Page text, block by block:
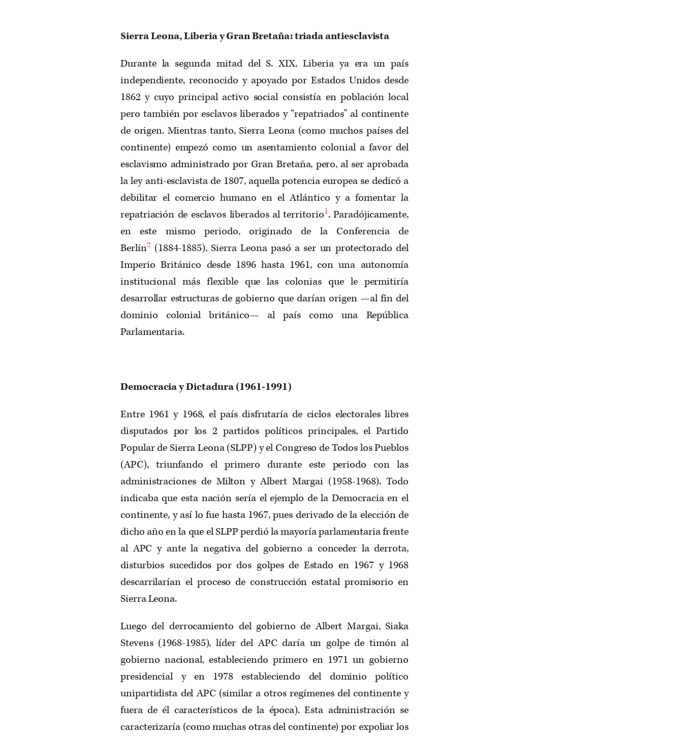
Sierra Leona, Liberia y Gran Bretaña: triada antiesclavista
Durante la segunda mitad del S. XIX, Liberia ya era un país
independiente, reconocido y apoyado por Estados Unidos desde
1862 y cuyo principal activo social consistía en población local
pero también por esclavos liberados y “repatriados” al continente
de origen. Mientras tanto, Sierra Leona (como muchos países del
continente) empezó como un asentamiento colonial a favor del
esclavismo administrado por Gran Bretaña, pero, al ser aprobada
la ley anti-esclavista de 1807, aquella potencia europea se dedicó a
debilitar el comercio humano en el Atlántico y a fomentar la
repatriación de esclavos liberados al territorio1. Paradójicamente,
en este mismo periodo, originado de la Conferencia de
Berlín2 (1884-1885), Sierra Leona pasó a ser un protectorado del
Imperio Británico desde 1896 hasta 1961, con una autonomía
institucional más flexible que las colonias que le permitiría
desarrollar estructuras de gobierno que darían origen —al fin del
dominio colonial británico— al país como una República
Parlamentaria.
Democracia y Dictadura (1961-1991)
Entre 1961 y 1968, el país disfrutaría de ciclos electorales libres
disputados por los 2 partidos políticos principales, el Partido
Popular de Sierra Leona (SLPP) y el Congreso de Todos los Pueblos
(APC), triunfando el primero durante este periodo con las
administraciones de Milton y Albert Margai (1958-1968). Todo
indicaba que esta nación sería el ejemplo de la Democracia en el
continente, y así lo fue hasta 1967, pues derivado de la elección de
dicho año en la que el SLPP perdió la mayoría parlamentaria frente
al APC y ante la negativa del gobierno a conceder la derrota,
disturbios sucedidos por dos golpes de Estado en 1967 y 1968
descarrilarían el proceso de construcción estatal promisorio en
Sierra Leona.
Luego del derrocamiento del gobierno de Albert Margai, Siaka
Stevens (1968-1985), líder del APC daría un golpe de timón al
gobierno nacional, estableciendo primero en 1971 un gobierno
presidencial y en 1978 estableciendo del dominio político
unipartidista del APC (similar a otros regímenes del continente y
fuera de él característicos de la época). Esta administración se
caracterizaría (como muchas otras del continente) por expoliar los